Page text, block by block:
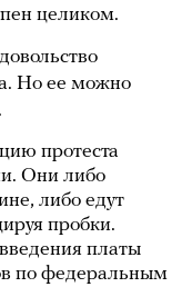
целиком.
Но ее можно
протеста
Они либо
либо едут
пробки.
платы
по федеральным